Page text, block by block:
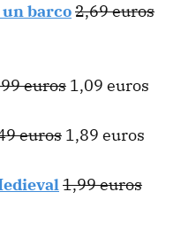
barco2,69 euros
euros 1,09 euros
euros 1,89 euros
1,99 euros